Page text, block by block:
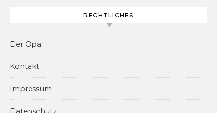
RECHTLICHES
Der Opa
Kontakt
Impressum
Datenschutz